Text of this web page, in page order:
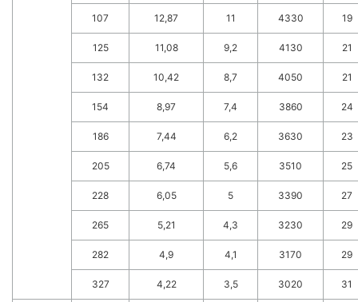
107 12,87 11 4330 19
125 11,08 9,2 4130 21
132 10,42 8,7 4050 21
154 8,97 7,4 3860 24
186 7,44 6,2 3630 23
205 6,74 5,6 3510 25
228 6,05 5 3390 27
265 5,21 4,3 3230 29
282 4,9 4,1 3170 29
327 4,22 3,5 3020 31